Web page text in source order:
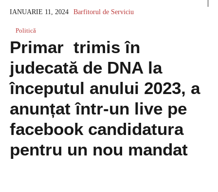
IANUARIE 11, 2024 Barfitorul de Serviciu
Politică
Primar trimis în
judecată de DNA la
începutul anului 2023, a
anunțat într-un live pe
facebook candidatura
pentru un nou mandat